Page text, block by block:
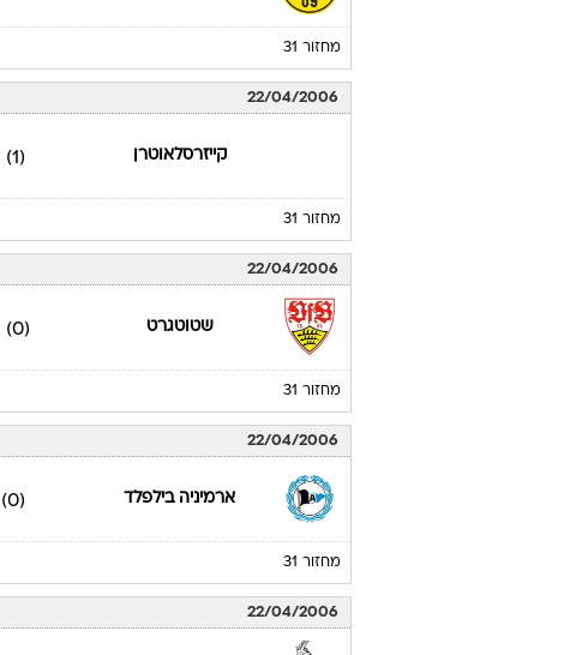
מחזור 31
22/04/2006
קייזרסלאוטרן (1)
מחזור 31
22/04/2006
שטוטגרט (0)
מחזור 31
22/04/2006
ארמיניה בילפלד (0)
מחזור 31
22/04/2006